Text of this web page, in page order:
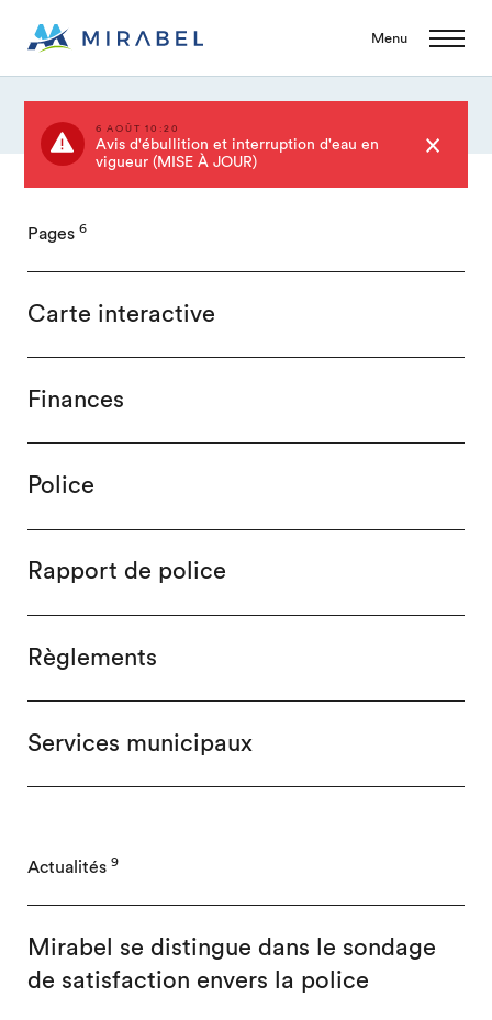
Menu
6 AOÛT 10:20
Avis d'ébullition et interruption d'eau en
vigueur (MISE À JOUR)
Pages 6
Carte interactive
Finances
Police
Rapport de police
Règlements
Services municipaux
Actualités 9
Mirabel se distingue dans le sondage
de satisfaction envers la police